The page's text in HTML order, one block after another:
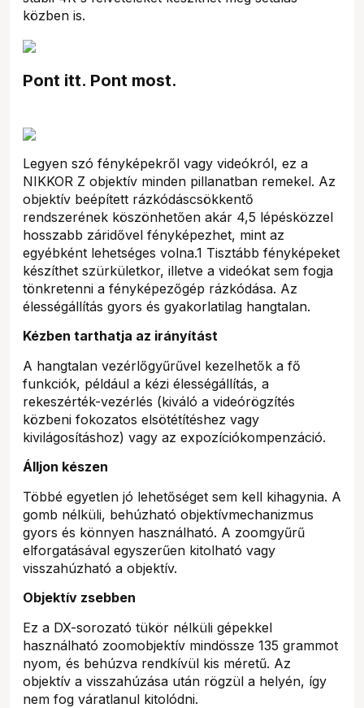
közben is.
Pont itt. Pont most.
Legyen szó fényképekről vagy videókról, ez a
NIKKOR Z objektív minden pillanatban remekel. Az
objektív beépített rázkódáscsökkentő
rendszerének köszönhetően akár 4,5 lépésközzel
hosszabb záridővel fényképezhet, mint az
egyébként lehetséges volna.1 Tisztább fényképeket
készíthet szürkületkor, illetve a videókat sem fogja
tönkretenni a fényképezőgép rázkódása. Az
élességállítás gyors és gyakorlatilag hangtalan.
Kézben tarthatja az irányítást
A hangtalan vezérlőgyűrűvel kezelhetők a fő
funkciók, például a kézi élességállítás, a
rekeszérték-vezérlés (kiváló a videórögzítés
közbeni fokozatos elsötétítéshez vagy
kivilágosításhoz) vagy az expozíciókompenzáció.
Álljon készen
Többé egyetlen jó lehetőséget sem kell kihagynia. A
gomb nélküli, behúzható objektívmechanizmus
gyors és könnyen használható. A zoomgyűrű
elforgatásával egyszerűen kitolható vagy
visszahúzható a objektív.
Objektív zsebben
Ez a DX-sorozató tükör nélküli gépekkel
használható zoomobjektív mindössze 135 grammot
nyom, és behúzva rendkívül kis méretű. Az
objektív a visszahúzása után rögzül a helyén, így
nem fog váratlanul kitolódni.